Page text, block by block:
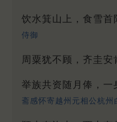
饮水箕山上，食雪首
侍御
周粟犹不顾，齐圭安
举族共资随月俸，一
斋感怀寄越州元相公杭州